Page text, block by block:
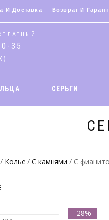
И Доставка Возврат И
35
СЕРЬГИ
/ Колье / С камнями / С
-28%